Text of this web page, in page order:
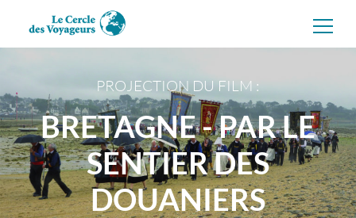
directement
contenu
PROJECTION DU FILM :
BRETAGNE - PAR LE
SENTIER DES
DOUANIERS